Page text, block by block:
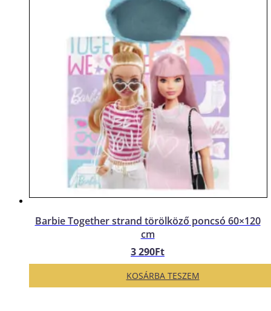
Barbie Together strand törölköző poncsó 60×120
cm
3 290Ft
KOSÁRBA TESZEM